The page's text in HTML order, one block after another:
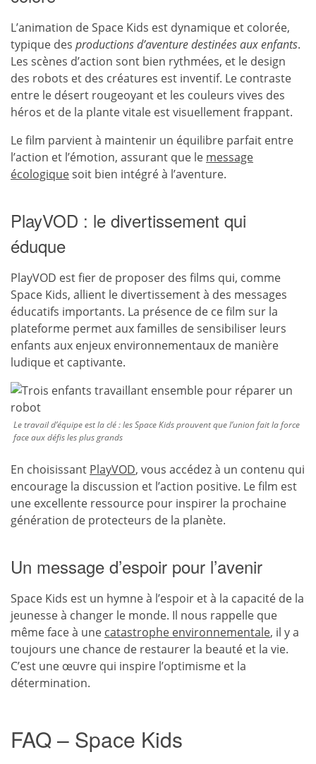
L’animation de Space Kids est dynamique et colorée,
typique des productions d’aventure destinées aux enfants.
Les scènes d’action sont bien rythmées, et le design
des robots et des créatures est inventif. Le contraste
entre le désert rougeoyant et les couleurs vives des
héros et de la plante vitale est visuellement frappant.
Le film parvient à maintenir un équilibre parfait entre
l’action et l’émotion, assurant que le message
écologiquesoit bien intégré à l’aventure.
PlayVOD : le divertissement qui
éduque
PlayVOD est fier de proposer des films qui, comme
Space Kids, allient le divertissement à des messages
éducatifs importants. La présence de ce film sur la
plateforme permet aux familles de sensibiliser leurs
enfants aux enjeux environnementaux de manière
ludique et captivante.
Le travail d’équipe est la clé : les Space Kids prouvent que l’union fait la force
face aux défis les plus grands
En choisissant PlayVOD, vous accédez à un contenu qui
encourage la discussion et l’action positive. Le film est
une excellente ressource pour inspirer la prochaine
génération de protecteurs de la planète.
Un message d’espoir pour l’avenir
Space Kids est un hymne à l’espoir et à la capacité de la
jeunesse à changer le monde. Il nous rappelle que
même face à une catastrophe environnementale, il y a
toujours une chance de restaurer la beauté et la vie.
C’est une œuvre qui inspire l’optimisme et la
détermination.
FAQ – Space Kids